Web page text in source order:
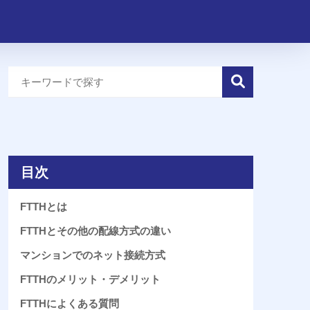
目次
FTTHとは
FTTHとその他の配線方式の違い
マンションでのネット接続方式
FTTHのメリット・デメリット
FTTHによくある質問